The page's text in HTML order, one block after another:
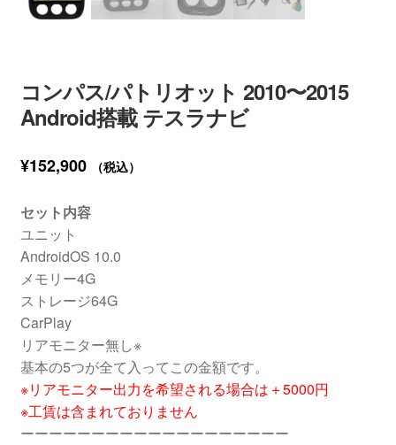
コンパス/パトリオット 2010〜2015
Android搭載 テスラナビ
¥152,900 （税込）
セット内容
ユニット
AndroidOS 10.0
メモリー4G
ストレージ64G
CarPlay
リアモニター無し※
基本の5つが全て入ってこの金額です。
※リアモニター出力を希望される場合は＋5000円
※工賃は含まれておりません
ーーーーーーーーーーーーーーーーーーー